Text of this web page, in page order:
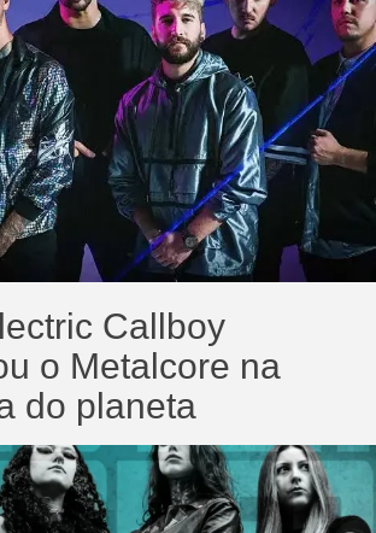
Callboy
o Metalcore na
do planeta